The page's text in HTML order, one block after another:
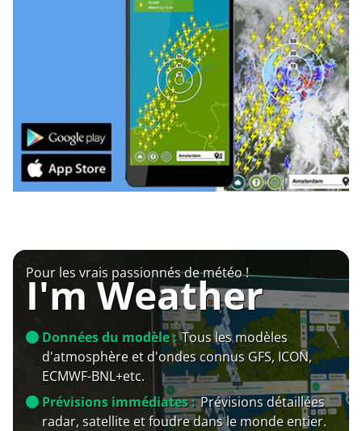
Pour les vrais passionnés de météo !
I'm Weather
Données du modèle : Tous les modèles
d'atmosphère et d'ondes connus GFS, ICON,
ECMWF-BNL+etc.
Prévisions immédiates : Prévisions détaillées
radar, satellite et foudre dans le monde entier.